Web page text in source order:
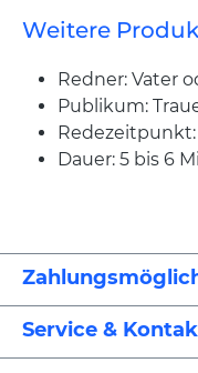
Weitere
Redner: Vater
Publikum:
Dauer: 5 bis 6
Service &